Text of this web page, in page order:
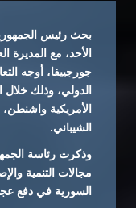
بحث رئيس
الأحد، مع المديرة
جورجييفا، أوجه
الدولي، وذلك
الأمريكية
الشيباني.
وذكرت رئاسة
مجالات التنمية
السورية في دفع